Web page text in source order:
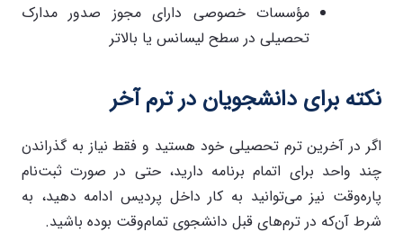
مؤسسات خصوصی دارای مجوز صدور مدارک
تحصیلی در سطح لیسانس یا بالاتر
نکته برای دانشجویان در ترم آخر
اگر در آخرین ترم تحصیلی خود هستید و فقط نیاز به گذراندن
چند واحد برای اتمام برنامه دارید، حتی در صورت ثبت‌نام
پاره‌وقت نیز می‌توانید به کار داخل پردیس ادامه دهید، به
شرط آن‌که در ترم‌های قبل دانشجوی تمام‌وقت بوده باشید.